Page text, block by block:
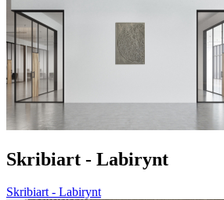
Skribiart - Labirynt
Skribiart - Labirynt